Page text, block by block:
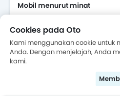
Mobil menurut minat
Tentang Kami
Kebijakan Pengembalian
Cookies pada Oto
Kami menggunakan cookie
Anda. Dengan menjelajah, Anda
kami.